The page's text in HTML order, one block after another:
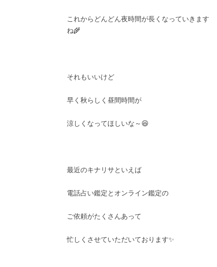
これからどんどん夜時間が長くなっていきます
ね🌾
それもいいけど
早く秋らしく昼間時間が
涼しくなってほしいな～😆
最近のキナリサといえば
電話占い鑑定とオンライン鑑定の
ご依頼がたくさんあって
忙しくさせていただいております✨